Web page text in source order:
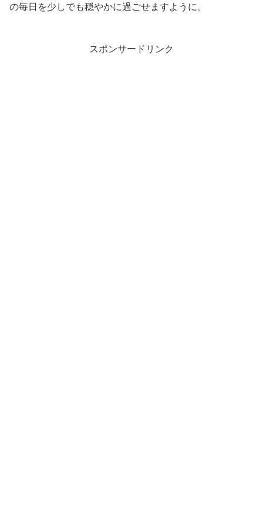
の毎日を少しでも穏やかに過ごせますように。
スポンサードリンク